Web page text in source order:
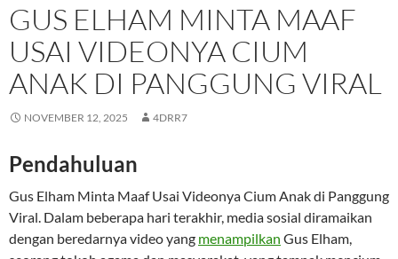
GUS ELHAM MINTA MAAF
USAI VIDEONYA CIUM
ANAK DI PANGGUNG VIRAL
NOVEMBER 12, 2025 4DRR7
Pendahuluan
Gus Elham Minta Maaf Usai Videonya Cium Anak di Panggung
Viral. Dalam beberapa hari terakhir, media sosial diramaikan
dengan beredarnya video yang menampilkan Gus Elham,